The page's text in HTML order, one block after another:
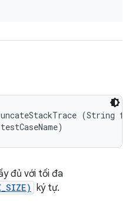
(String
đủ với tối đa
ký tự.